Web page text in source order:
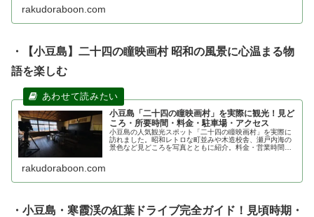
rakudoraboon.com
・ 【小豆島】 二十四の瞳映画村 昭和の風景に心温まる物
語を楽しむ
小豆島「二十四の瞳映画村」を実際に観光！見ど
ころ・所要時間・料金・駐車場・アクセス
小豆島の人気観光スポット「二十四の瞳映画村」を実際に
訪れました。昭和レトロな町並みや木造校舎、瀬戸内海の
景色など見どころを写真とともに紹介。料金・営業時間・
rakudoraboon.com
・小豆島・寒霞渓の紅葉ドライブ完全ガイド！見頃時期・